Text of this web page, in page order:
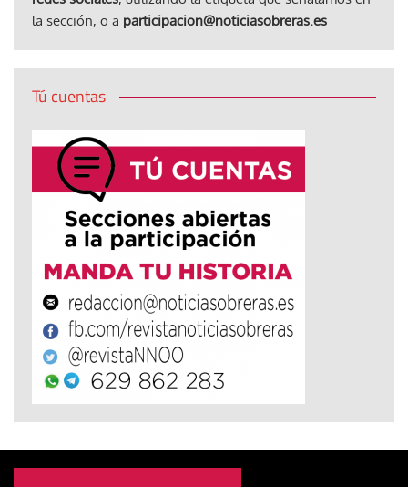
la sección, o a participacion@noticiasobreras.es
Tú cuentas